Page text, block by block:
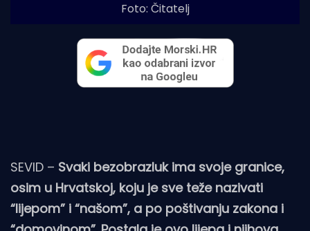
Foto: Čitatelj
SEVID – Svaki bezobrazluk ima svoje granice,
osim u Hrvatskoj, koju je sve teže nazivati
“lijepom” i “našom”, a po poštivanju zakona i